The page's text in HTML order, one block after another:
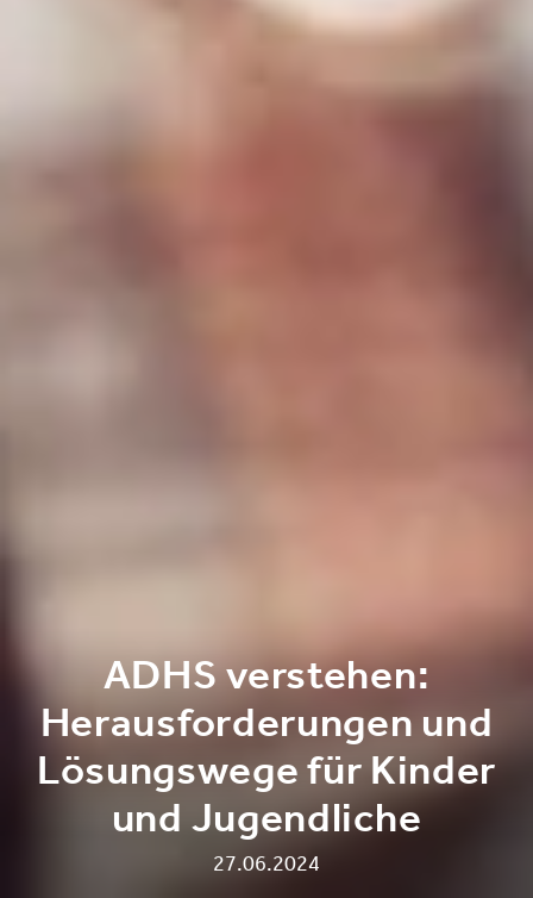
ADHS verstehen:
Herausforderungen und
Lösungswege für Kinder
und Jugendliche
27.06.2024